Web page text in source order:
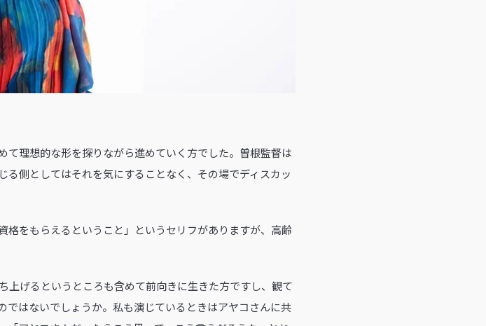
理想的な形を探りながら進めていく方でした。曽根監督は
側としてはそれを気にすることなく、その場でディスカッ
をもらえるということ」というセリフがありますが、高齢
げるというところも含めて前向きに生きた方ですし、観て
はないでしょうか。私も演じているときはアヤコさんに共